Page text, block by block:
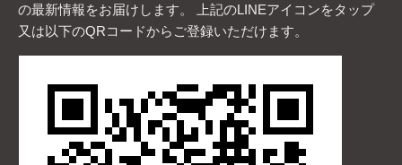
の最新情報をお届けします。 上記のLINEアイコンをタップ
又は以下のQRコードからご登録いただけます。